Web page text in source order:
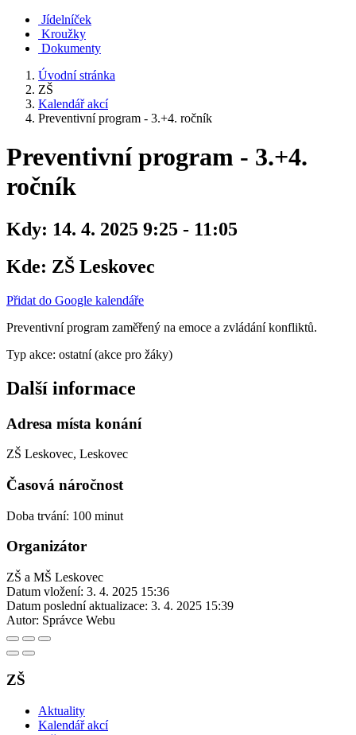
Jídelníček
Kroužky
Dokumenty
Úvodní stránka
ZŠ
Kalendář akcí
Preventivní program - 3.+4. ročník
Preventivní program - 3.+4.
ročník
Kdy: 14. 4. 2025 9:25 - 11:05
Kde: ZŠ Leskovec
Přidat do Google kalendáře
Preventivní program zaměřený na emoce a zvládání konfliktů.
Typ akce: ostatní (akce pro žáky)
Další informace
Adresa místa konání
ZŠ Leskovec, Leskovec
Časová náročnost
Doba trvání: 100 minut
Organizátor
ZŠ a MŠ Leskovec
Datum vložení: 3. 4. 2025 15:36
Datum poslední aktualizace: 3. 4. 2025 15:39
Autor: Správce Webu
ZŠ
Aktuality
Kalendář akcí